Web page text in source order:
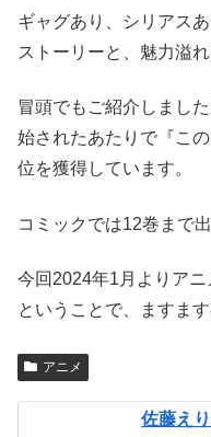
ギャグあり、シリアス
ストーリーと、魅力溢
冒頭でもご紹介しまし
始されたあたりで『こ
位を獲得しています。
コミックでは12巻まで
今回2024年1月よりアニ
ということで、ますま
アニメ
佐藤え